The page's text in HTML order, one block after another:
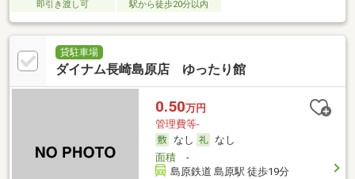
即引き渡し可 駅から徒歩20分以内
貸駐車場
ダイナム長崎島原店 ゆったり館
0.50万円
管理費等-
なし
なし
面積-
島原鉄道 島原駅 徒歩19分